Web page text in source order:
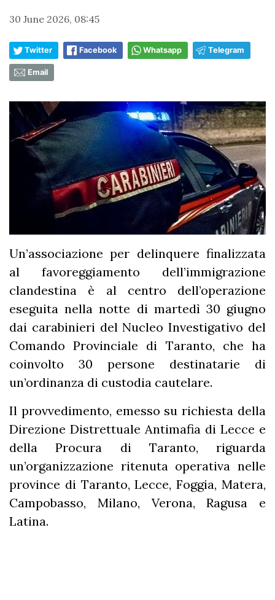
30 June 2026, 08:45
Twitter Facebook Whatsapp Telegram
Email
Un’associazione per delinquere finalizzata
al favoreggiamento dell’immigrazione
clandestina è al centro dell’operazione
eseguita nella notte di martedì 30 giugno
dai carabinieri del Nucleo Investigativo del
Comando Provinciale di Taranto, che ha
coinvolto 30 persone destinatarie di
un’ordinanza di custodia cautelare.
Il provvedimento, emesso su richiesta della
Direzione Distrettuale Antimafia di Lecce e
della Procura di Taranto, riguarda
un’organizzazione ritenuta operativa nelle
province di Taranto, Lecce, Foggia, Matera,
Campobasso, Milano, Verona, Ragusa e
Latina.